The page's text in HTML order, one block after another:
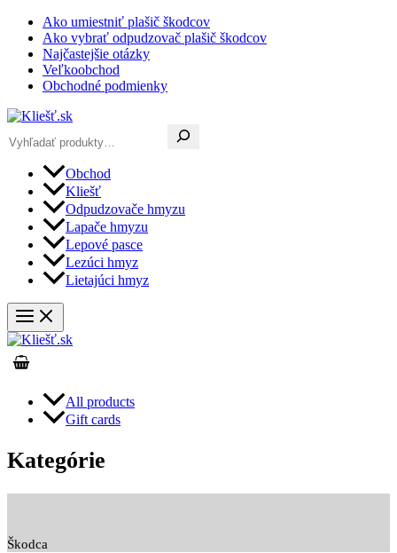
Preskočiť
obsah
Ako umiestniť plašič škodcov
Ako vybrať odpudzovač plašič škodcov
Najčastejšie otázky
Veľkoobchod
Obchodné podmienky
Obchod
Kliešť
Odpudzovače hmyzu
Lapače hmyzu
Lepové pasce
Lezúci hmyz
Lietajúci hmyz
All products
Gift cards
Kategórie
Škodca